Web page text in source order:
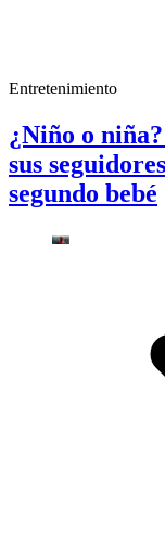
Entretenimiento
¿Niño o
sus
segundo bebé